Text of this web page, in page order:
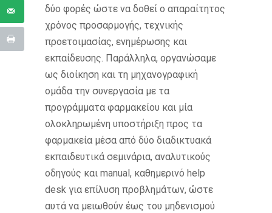
δύο φορές ώστε να δοθεί ο απαραίτητος
χρόνος προσαρμογής, τεχνικής
προετοιμασίας, ενημέρωσης και
εκπαίδευσης. Παράλληλα, οργανώσαμε
ως διοίκηση και τη μηχανογραφική
ομάδα την συνεργασία με τα
προγράμματα φαρμακείου και μία
ολοκληρωμένη υποστήριξη προς τα
φαρμακεία μέσα από δύο διαδικτυακά
εκπαιδευτικά σεμινάρια, αναλυτικούς
οδηγούς και manual, καθημερινό help
desk για επίλυση προβλημάτων, ώστε
αυτά να μειωθούν έως του μηδενισμού